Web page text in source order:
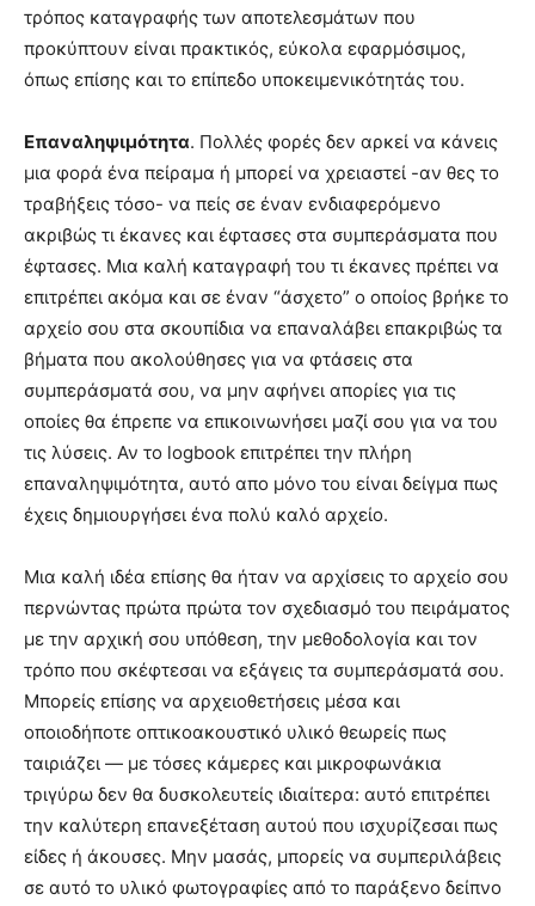
τρόπος καταγραφής των αποτελεσμάτων που
προκύπτουν είναι πρακτικός, εύκολα εφαρμόσιμος,
όπως επίσης και το επίπεδο υποκειμενικότητάς του.
Επαναληψιμότητα. Πολλές φορές δεν αρκεί να κάνεις
μια φορά ένα πείραμα ή μπορεί να χρειαστεί -αν θες το
τραβήξεις τόσο- να πείς σε έναν ενδιαφερόμενο
ακριβώς τι έκανες και έφτασες στα συμπεράσματα που
έφτασες. Μια καλή καταγραφή του τι έκανες πρέπει να
επιτρέπει ακόμα και σε έναν “άσχετο” ο οποίος βρήκε το
αρχείο σου στα σκουπίδια να επαναλάβει επακριβώς τα
βήματα που ακολούθησες για να φτάσεις στα
συμπεράσματά σου, να μην αφήνει απορίες για τις
οποίες θα έπρεπε να επικοινωνήσει μαζί σου για να του
τις λύσεις. Αν το logbook επιτρέπει την πλήρη
επαναληψιμότητα, αυτό απο μόνο του είναι δείγμα πως
έχεις δημιουργήσει ένα πολύ καλό αρχείο.
Μια καλή ιδέα επίσης θα ήταν να αρχίσεις το αρχείο σου
περνώντας πρώτα πρώτα τον σχεδιασμό του πειράματος
με την αρχική σου υπόθεση, την μεθοδολογία και τον
τρόπο που σκέφτεσαι να εξάγεις τα συμπεράσματά σου.
Μπορείς επίσης να αρχειοθετήσεις μέσα και
οποιοδήποτε οπτικοακουστικό υλικό θεωρείς πως
ταιριάζει — με τόσες κάμερες και μικροφωνάκια
τριγύρω δεν θα δυσκολευτείς ιδιαίτερα: αυτό επιτρέπει
την καλύτερη επανεξέταση αυτού που ισχυρίζεσαι πως
είδες ή άκουσες. Μην μασάς, μπορείς να συμπεριλάβεις
σε αυτό το υλικό φωτογραφίες από το παράξενο δείπνο